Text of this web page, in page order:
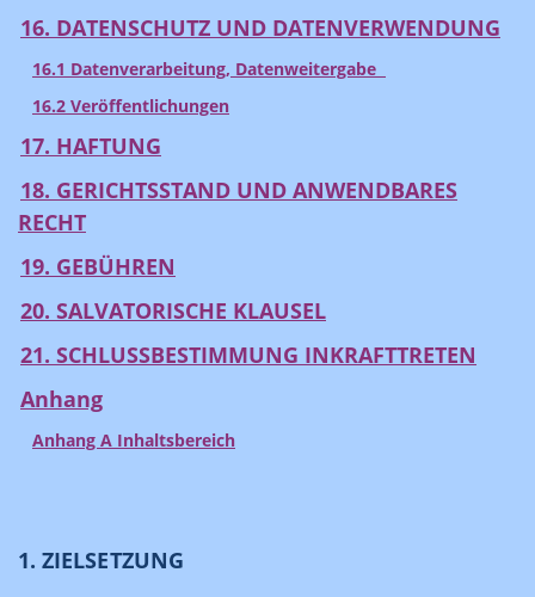
16. DATENSCHUTZ UND DATENVERWENDUNG
16.1 Datenverarbeitung, Datenweitergabe
16.2 Veröffentlichungen
17. HAFTUNG
18. GERICHTSSTAND UND ANWENDBARES
RECHT
19. GEBÜHREN
20. SALVATORISCHE KLAUSEL
21. SCHLUSSBESTIMMUNG INKRAFTTRETEN
Anhang
Anhang A Inhaltsbereich
1. ZIELSETZUNG